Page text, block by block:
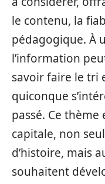
le contenu, la
pédagogique. À
l’information
savoir faire le tri
quiconque
passé. Ce thème
capitale, non
d’histoire, mais
souhaitent